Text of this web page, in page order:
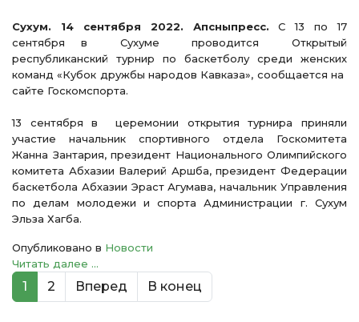
Сухум. 14 сентября 2022. Апсныпресс. С 13 по 17
сентября в Сухуме проводится Открытый
республиканский турнир по баскетболу среди женских
команд «Кубок дружбы народов Кавказа», сообщается на
сайте Госкомспорта.
13 сентября в церемонии открытия турнира приняли
участие начальник спортивного отдела Госкомитета
Жанна Зантария, президент Национального Олимпийского
комитета Абхазии Валерий Аршба, президент Федерации
баскетбола Абхазии Эраст Агумава, начальник Управления
по делам молодежи и спорта Администрации г. Сухум
Эльза Хагба.
Опубликовано в Новости
Читать далее ...
1 2 Вперед В конец